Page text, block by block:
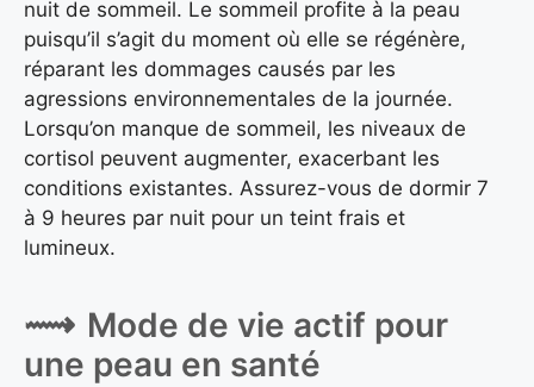
nuit de sommeil. Le sommeil profite à la peau
puisqu’il s’agit du moment où elle se régénère,
réparant les dommages causés par les
agressions environnementales de la journée.
Lorsqu’on manque de sommeil, les niveaux de
cortisol peuvent augmenter, exacerbant les
conditions existantes. Assurez-vous de dormir 7
à 9 heures par nuit pour un teint frais et
lumineux.
Mode de vie actif pour
une peau en santé